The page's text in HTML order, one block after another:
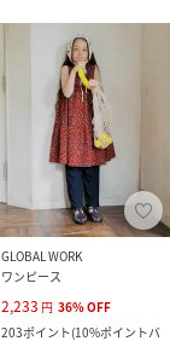
GLOBAL WORK
ワンピース
2,233 円 36%OFF
203ポイント(10%ポイントバ